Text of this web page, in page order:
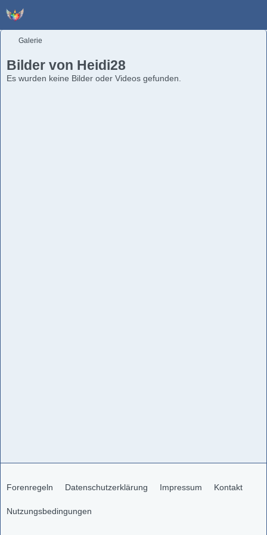
Galerie
Bilder von Heidi28
Es wurden keine Bilder oder Videos gefunden.
Forenregeln Datenschutzerklärung Impressum Kontakt
Nutzungsbedingungen